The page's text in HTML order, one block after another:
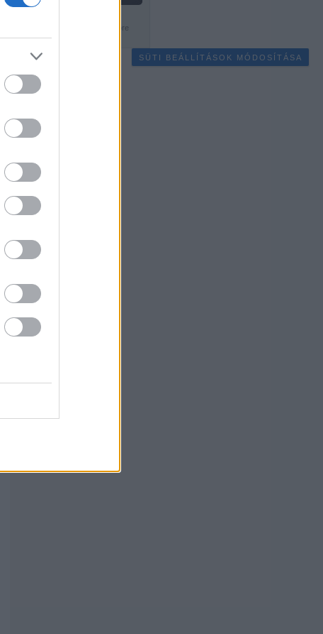
SÜTI BEÁLLÍTÁSOK MÓDOSÍTÁSA